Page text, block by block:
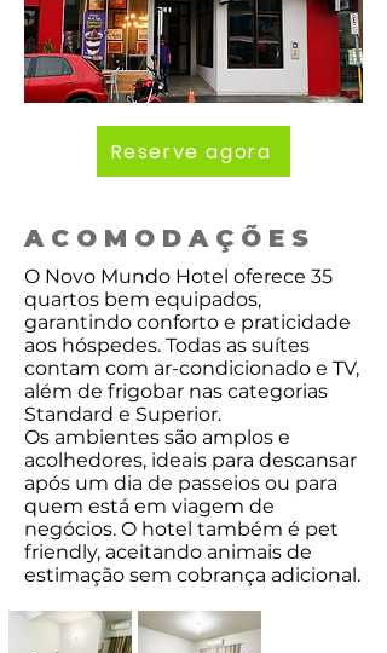
Reserve agora
ACOMODAÇÕES
O Novo Mundo Hotel oferece 35
quartos bem equipados,
garantindo conforto e praticidade
aos hóspedes. Todas as suítes
contam com ar-condicionado e TV,
além de frigobar nas categorias
Standard e Superior.
Os ambientes são amplos e
acolhedores, ideais para descansar
após um dia de passeios ou para
quem está em viagem de
negócios. O hotel também é pet
friendly, aceitando animais de
estimação sem cobrança adicional.